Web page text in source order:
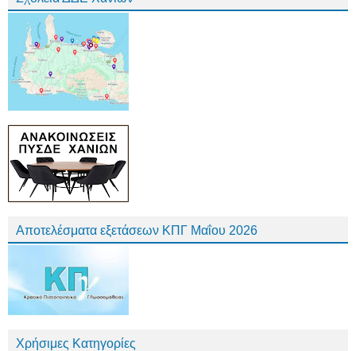
Αποτελέσματα εξετάσεων ΚΠΓ Μαΐου 2026
Χρήσιμες Κατηγορίες